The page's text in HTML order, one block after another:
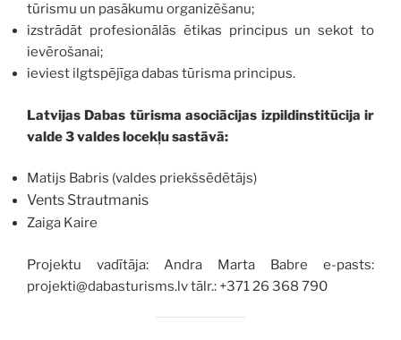
tūrismu un pasākumu organizēšanu;
izstrādāt profesionālās ētikas principus un sekot to
ievērošanai;
ieviest ilgtspējīga dabas tūrisma principus.
Latvijas Dabas tūrisma asociācijas izpildinstitūcija ir
valde 3 valdes locekļu sastāvā:
Matijs Babris (valdes priekšsēdētājs)
Vents Strautmanis
Zaiga Kaire
Projektu vadītāja: Andra Marta Babre e-pasts:
projekti@dabasturisms.lv tālr.: +371 26 368 790